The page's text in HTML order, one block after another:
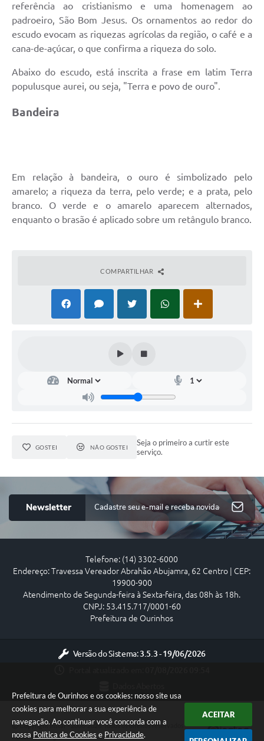
Prefeitura de Ourinhos e os cookies: nosso site usa
cookies para melhorar a sua experiência de
navegação. Ao continuar você concorda com a
nossa Política de Cookies e Privacidade.
ACEITAR
referência ao cristianismo e uma homenagem ao
padroeiro, São Bom Jesus. Os ornamentos ao redor do
escudo evocam as riquezas agrícolas da região, o café e a
cana-de-açúcar, o que confirma a riqueza do solo.
Abaixo do escudo, está inscrita a frase em latim Terra
populusque aurei, ou seja, "Terra e povo de ouro".
Bandeira
Em relação à bandeira, o ouro é simbolizado pelo
amarelo; a riqueza da terra, pelo verde; e a prata, pelo
branco. O verde e o amarelo aparecem alternados,
enquanto o brasão é aplicado sobre um retângulo branco.
COMPARTILHAR
GOSTEI NÃO GOSTEI
Seja o primeiro a curtir este
serviço.
Newsletter
Telefone: (14) 3302-6000
Endereço: Travessa Vereador Abrahão Abujamra, 62 Centro | CEP:
19900-900
Atendimento de Segunda-feira à Sexta-feira, das 08h às 18h.
CNPJ: 53.415.717/0001-60
Prefeitura de Ourinhos
Versão do Sistema:3.5.3 - 19/06/2026
Copyright Instar - 2006-2026. Todos os direitos reservados -
Instar Tecnologia